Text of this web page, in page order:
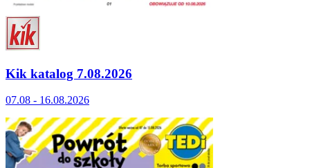
Kik katalog 7.08.2026
07.08 - 16.08.2026